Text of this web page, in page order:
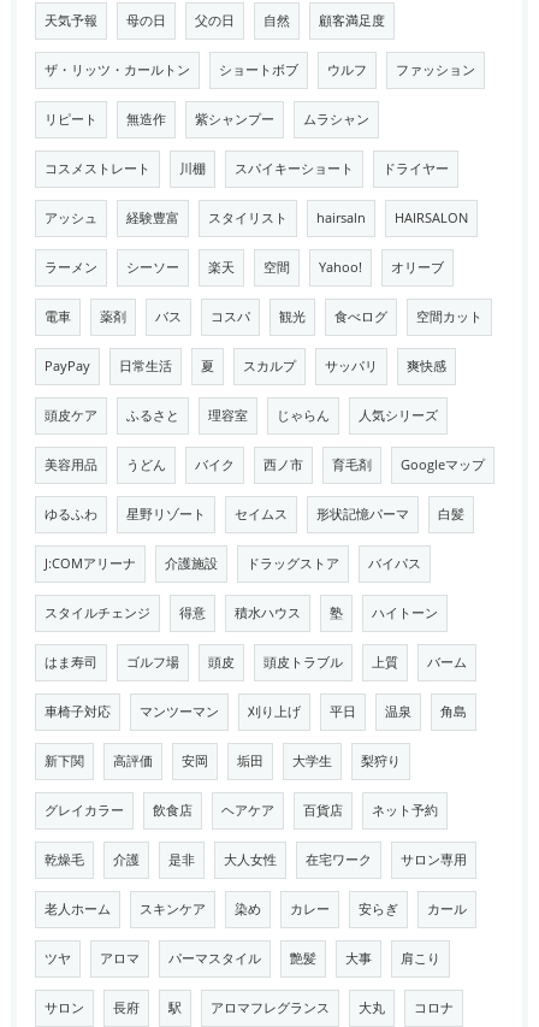
天気予報 母の日 父の日 自然 顧客満足度
ザ・リッツ・カールトン ショートボブ ウルフ ファッション
リピート 無造作 紫シャンプー ムラシャン
コスメストレート 川棚 スパイキーショート ドライヤー
アッシュ 経験豊富 スタイリスト hairsaln HAIRSALON
ラーメン シーソー 楽天 空間 Yahoo! オリーブ
電車 薬剤 バス コスパ 観光 食べログ 空間カット
PayPay 日常生活 夏 スカルプ サッパリ 爽快感
頭皮ケア ふるさと 理容室 じゃらん 人気シリーズ
美容用品 うどん バイク 西ノ市 育毛剤 Googleマップ
ゆるふわ 星野リゾート セイムス 形状記憶パーマ 白髪
J:COMアリーナ 介護施設 ドラッグストア バイパス
スタイルチェンジ 得意 積水ハウス 塾 ハイトーン
はま寿司 ゴルフ場 頭皮 頭皮トラブル 上質 バーム
車椅子対応 マンツーマン 刈り上げ 平日 温泉 角島
新下関 高評価 安岡 垢田 大学生 梨狩り
グレイカラー 飲食店 ヘアケア 百貨店 ネット予約
乾燥毛 介護 是非 大人女性 在宅ワーク サロン専用
老人ホーム スキンケア 染め カレー 安らぎ カール
ツヤ アロマ パーマスタイル 艶髪 大事 肩こり
サロン 長府 駅 アロマフレグランス 大丸 コロナ